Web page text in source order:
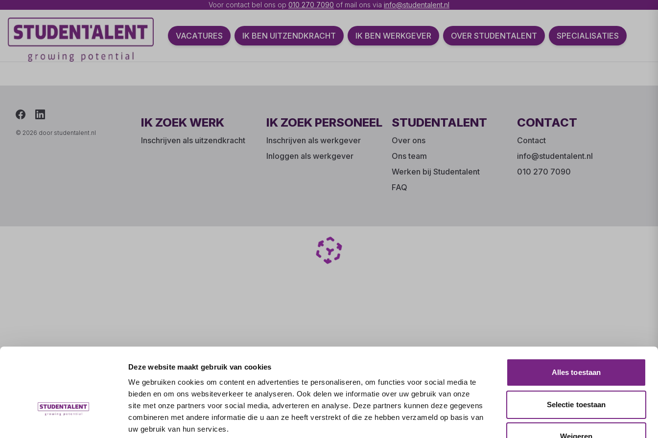
Deze website maakt gebruik van cookies
We gebruiken cookies om content en advertenties te personaliseren, om functies voor social media te
bieden en om ons websiteverkeer te analyseren. Ook delen we informatie over uw gebruik van onze
site met onze partners voor social media, adverteren en analyse. Deze partners kunnen deze gegevens
combineren met andere informatie die u aan ze heeft verstrekt of die ze hebben verzameld op basis van
uw gebruik van hun services.
Alles toestaan
Selectie toestaan
Weigeren
Voor contact bel ons op 010 270 7090 of mail ons via info@studentalent.nl
VACATURES IK BEN UITZENDKRACHT IK BEN WERKGEVER OVER STUDENTALENT SPECIALISATIES
© 2026 door studentalent.nl
IK ZOEK WERK
Inschrijven als uitzendkracht
IK ZOEK PERSONEEL
Inschrijven als werkgever
Inloggen als werkgever
STUDENTALENT
Over ons
Ons team
Werken bij Studentalent
FAQ
CONTACT
Contact
info@studentalent.nl
010 270 7090